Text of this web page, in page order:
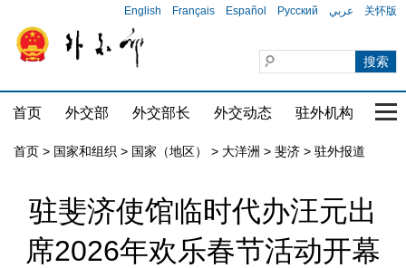
English Français Español Русский عربي 关怀版
首页 外交部 外交部长 外交动态 驻外机构 国
首页 > 国家和组织 > 国家（地区） > 大洋洲 > 斐济 > 驻外报道
驻斐济使馆临时代办汪元出
席2026年欢乐春节活动开幕